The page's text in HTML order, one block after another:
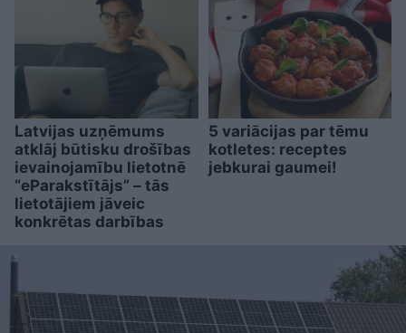
Latvijas uzņēmums
atklāj būtisku drošības
ievainojamību lietotnē
“eParakstītājs” – tās
lietotājiem jāveic
konkrētas darbības
5 variācijas par tēmu
kotletes: receptes
jebkurai gaumei!